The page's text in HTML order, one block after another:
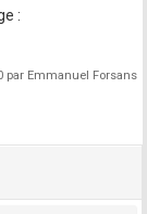
:
par Emmanuel Forsans